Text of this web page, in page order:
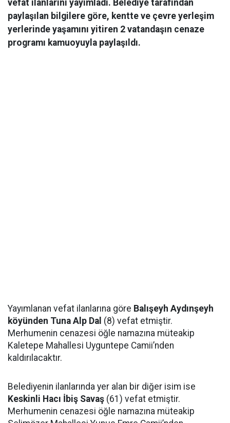
vefat ilanlarını yayımladı. Belediye tarafından
paylaşılan bilgilere göre, kentte ve çevre yerleşim
yerlerinde yaşamını yitiren 2 vatandaşın cenaze
programı kamuoyuyla paylaşıldı.
Yayımlanan vefat ilanlarına göre Balışeyh Aydınşeyh
köyünden Tuna Alp Dal (8) vefat etmiştir.
Merhumenin cenazesi öğle namazına müteakip
Kaletepe Mahallesi Uyguntepe Camii’nden
kaldırılacaktır.
Belediyenin ilanlarında yer alan bir diğer isim ise
Keskinli Hacı İbiş Savaş (61) vefat etmiştir.
Merhumenin cenazesi öğle namazına müteakip